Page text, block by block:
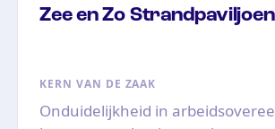
Zee en Zo
KERN VAN DE ZAAK
Onduidelijkheid in